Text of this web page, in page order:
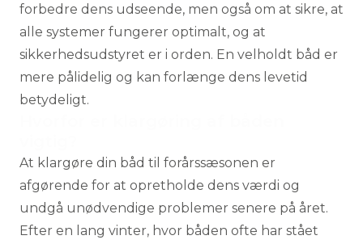
forbedre dens udseende, men også om at sikre, at
alle systemer fungerer optimalt, og at
sikkerhedsudstyret er i orden. En velholdt båd er
mere pålidelig og kan forlænge dens levetid
betydeligt.
At klargøre din båd til forårssæsonen er
afgørende for at opretholde dens værdi og
undgå unødvendige problemer senere på året.
Efter en lang vinter, hvor båden ofte har stået